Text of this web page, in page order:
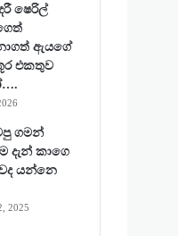
ෂෙරිල්
ඇයගේ
එකතුව
ගමන්
දැන් කාගෙ
යන්නෙ
2025